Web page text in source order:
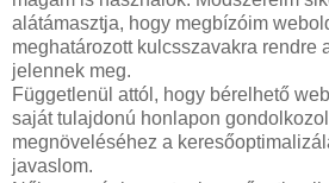
alátámasztja, hogy megbízóim
meghatározott kulcsszavakra rendre
jelennek meg.
Függetlenül attól, hogy bérelhető
saját tulajdonú honlapon
megnöveléséhez a
javaslom.